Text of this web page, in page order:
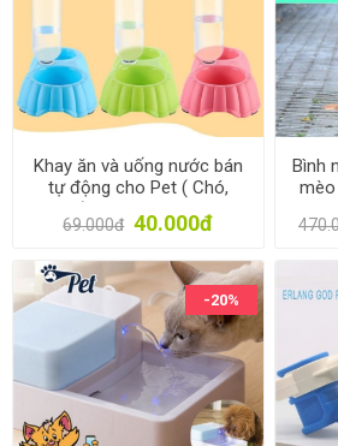
Khay ăn và uống nước bán
tự động cho Pet ( Chó,
mèo) MPD-03, Máng ăn
uống, bát ăn cho chó mèo
69.000đ 40.000đ
Bình
mèo
cho
cụ
-20%